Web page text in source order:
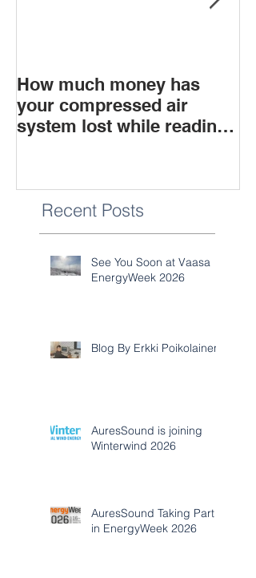
How much money has
your compressed air
system lost while reading
Recent Posts
See You Soon at Vaasa
EnergyWeek 2026
Blog By Erkki Poikolainen
AuresSound is joining
Winterwind 2026
AuresSound Taking Part
in EnergyWeek 2026